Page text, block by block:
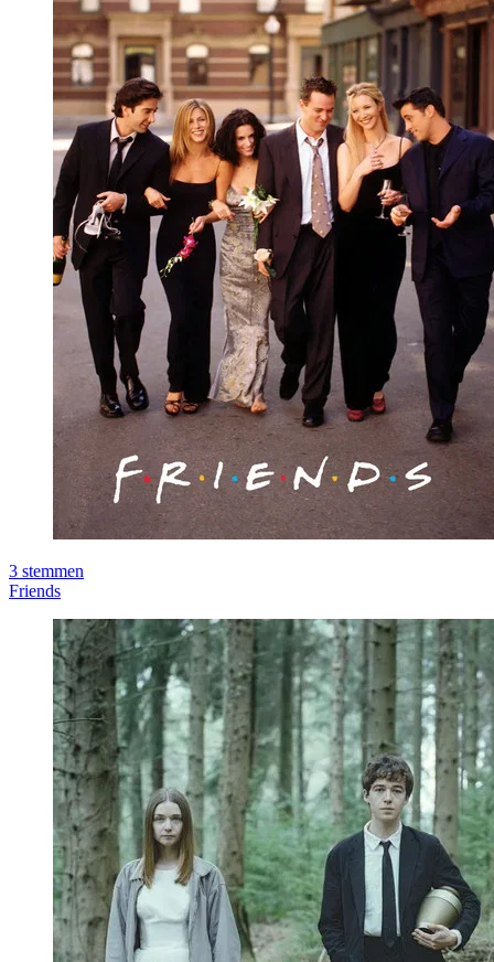
3 stemmen
Friends